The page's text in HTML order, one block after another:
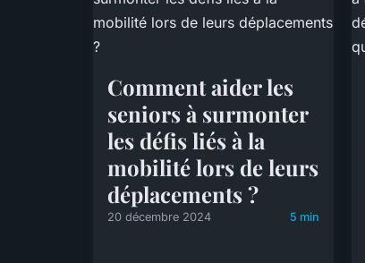
Comment aider les
seniors à surmonter
les défis liés à la
mobilité lors de leurs
déplacements ?
20 décembre 2024 5 min